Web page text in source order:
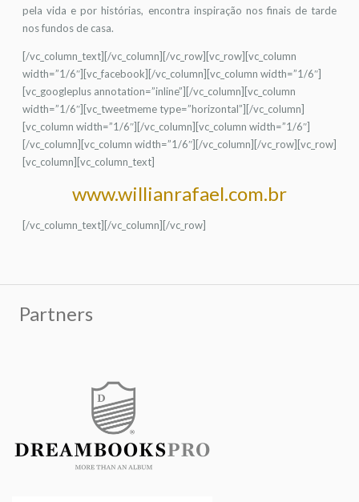
pela vida e por histórias, encontra inspiração nos finais de tarde
nos fundos de casa.
[/vc_column_text][/vc_column][/vc_row][vc_row][vc_column
width=”1/6″][vc_facebook][/vc_column][vc_column width=”1/6″]
[vc_googleplus annotation=”inline”][/vc_column][vc_column
width=”1/6″][vc_tweetmeme type=”horizontal”][/vc_column]
[vc_column width=”1/6″][/vc_column][vc_column width=”1/6″]
[/vc_column][vc_column width=”1/6″][/vc_column][/vc_row][vc_row]
[vc_column][vc_column_text]
www.willianrafael.com.br
[/vc_column_text][/vc_column][/vc_row]